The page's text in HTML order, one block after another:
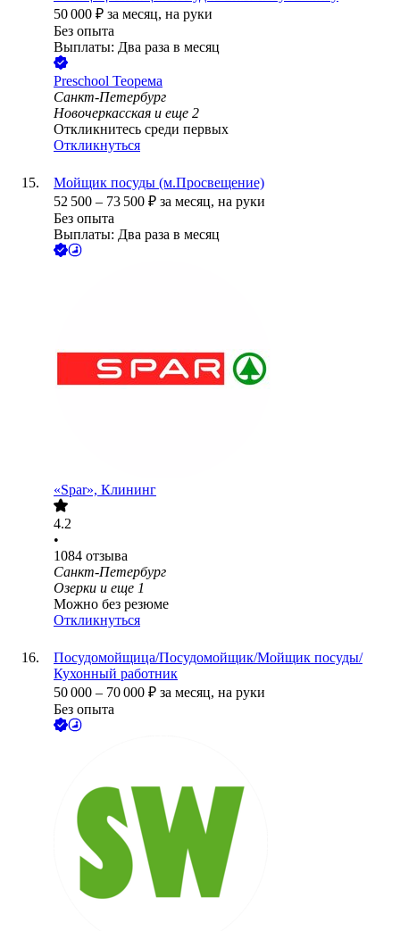
50 000 ₽ за месяц, на руки
Без опыта
Выплаты: Два раза в месяц
Preschool Теорема
Санкт-Петербург
Новочеркасская и еще 2
Откликнитесь среди первых
Откликнуться
Мойщик посуды (м.Просвещение)
52 500 – 73 500 ₽ за месяц, на руки
Без опыта
Выплаты: Два раза в месяц
«Spar», Клининг
4.2
•
1084 отзыва
Санкт-Петербург
Озерки и еще 1
Можно без резюме
Откликнуться
Посудомойщица/Посудомойщик/Мойщик посуды/
Кухонный работник
50 000 – 70 000 ₽ за месяц, на руки
Без опыта